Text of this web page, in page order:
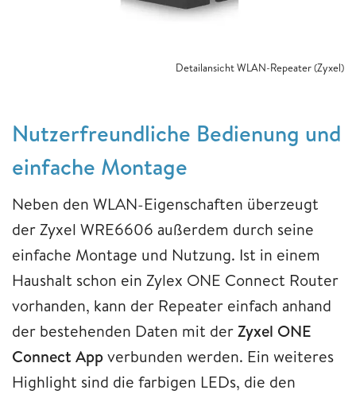
Detailansicht WLAN-Repeater (Zyxel)
Nutzerfreundliche Bedienung und
einfache Montage
Neben den WLAN-Eigenschaften überzeugt
der Zyxel WRE6606 außerdem durch seine
einfache Montage und Nutzung. Ist in einem
Haushalt schon ein Zylex ONE Connect Router
vorhanden, kann der Repeater einfach anhand
der bestehenden Daten mit derZyxel ONE
Connect Appverbunden werden. Ein weiteres
Highlight sind die farbigen LEDs, die den